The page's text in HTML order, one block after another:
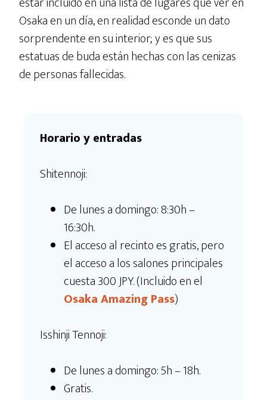
Osaka en un día, en realidad esconde un dato
sorprendente en su interior; y es que sus
estatuas de buda están hechas con las cenizas
de personas fallecidas.
Horario y entradas
Shitennoji:
De lunes a domingo: 8:30h –
16:30h.
El acceso al recinto es gratis, pero
el acceso a los salones principales
cuesta 300 JPY. (Incluido en el
Osaka Amazing Pass)
Isshinji Tennoji:
De lunes a domingo: 5h – 18h.
Gratis.